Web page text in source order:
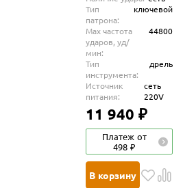
Тип
патрона:
ключевой
Max частота
ударов, уд/
мин:
44800
Тип
инструмента:
дрель
Источник
питания:
сеть
220V
11 940 ₽
Платеж от
498 ₽
В корзину